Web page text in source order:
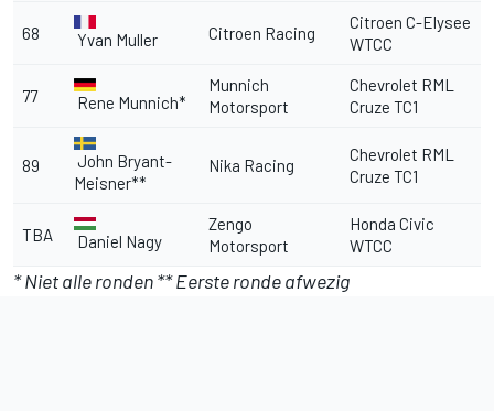
68 Yvan Muller Citroen Racing
Citroen C-Elysee
WTCC
77 Rene Munnich*
Munnich
Motorsport
Chevrolet RML
Cruze TC1
89
John Bryant-
Meisner**
Nika Racing
Chevrolet RML
Cruze TC1
TBA Daniel Nagy
Zengo
Motorsport
Honda Civic
WTCC
* Niet alle ronden** Eerste ronde afwezig